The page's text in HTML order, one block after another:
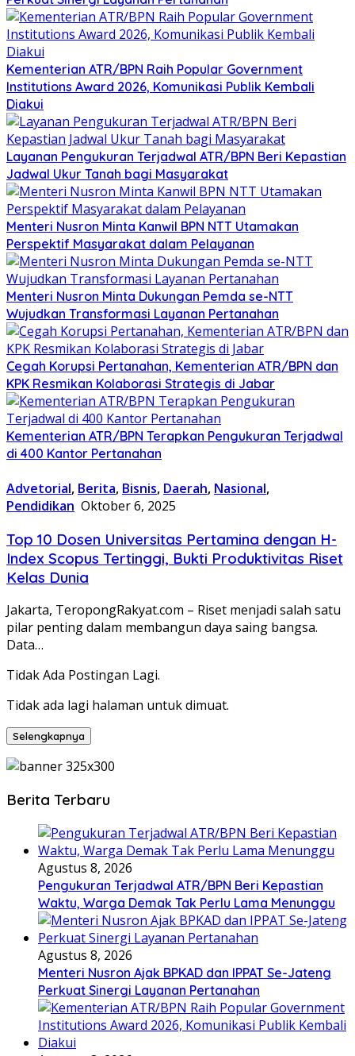
Kementerian ATR/BPN Raih Popular Government
Institutions Award 2026, Komunikasi Publik Kembali
Diakui
Layanan Pengukuran Terjadwal ATR/BPN Beri Kepastian
Jadwal Ukur Tanah bagi Masyarakat
Menteri Nusron Minta Kanwil BPN NTT Utamakan
Perspektif Masyarakat dalam Pelayanan
Menteri Nusron Minta Dukungan Pemda se-NTT
Wujudkan Transformasi Layanan Pertanahan
Cegah Korupsi Pertanahan, Kementerian ATR/BPN dan
KPK Resmikan Kolaborasi Strategis di Jabar
Kementerian ATR/BPN Terapkan Pengukuran Terjadwal
di 400 Kantor Pertanahan
Advetorial, Berita, Bisnis, Daerah, Nasional,
Pendidikan Oktober 6, 2025
Top 10 Dosen Universitas Pertamina dengan H-
Index Scopus Tertinggi, Bukti Produktivitas Riset
Kelas Dunia
Jakarta, TeropongRakyat.com – Riset menjadi salah satu
pilar penting dalam membangun daya saing bangsa.
Data…
Tidak Ada Postingan Lagi.
Tidak ada lagi halaman untuk dimuat.
Selengkapnya
Berita Terbaru
Agustus 8, 2026
Pengukuran Terjadwal ATR/BPN Beri Kepastian
Waktu, Warga Demak Tak Perlu Lama Menunggu
Agustus 8, 2026
Menteri Nusron Ajak BPKAD dan IPPAT Se-Jateng
Perkuat Sinergi Layanan Pertanahan